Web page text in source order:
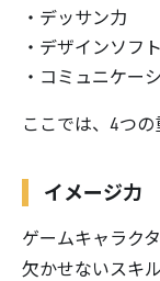
・デッサン力
・デザインソフ
・コミュニケー
ここでは、4つの
イメージ力
ゲームキャラク
欠かせないスキル